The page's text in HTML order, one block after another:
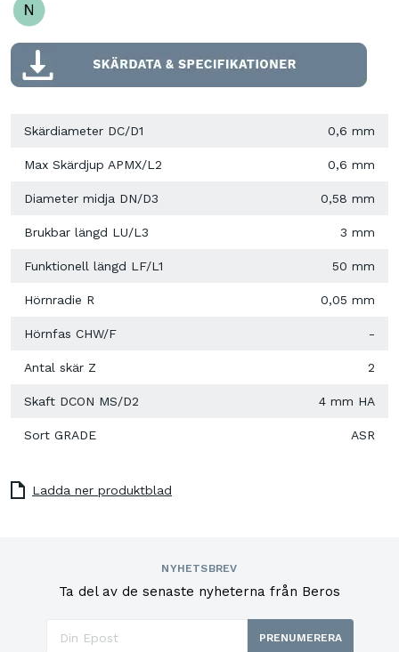
Skärdiameter DC/D1 0,6 mm
Max Skärdjup APMX/L2 0,6 mm
Diameter midja DN/D3 0,58 mm
Brukbar längd LU/L3 3 mm
Funktionell längd LF/L1 50 mm
Hörnradie R 0,05 mm
Hörnfas CHW/F -
Antal skär Z 2
Skaft DCON MS/D2 4 mm HA
Sort GRADE ASR
Ladda ner produktblad
NYHETSBREV
Ta del av de senaste nyheterna från Beros
PRENUMERERA